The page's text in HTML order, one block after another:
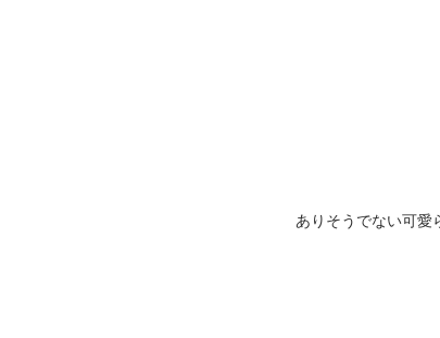
ありそうでない可愛